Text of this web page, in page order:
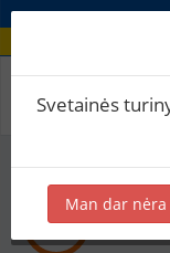
Recepto
Svetainės
Man dar